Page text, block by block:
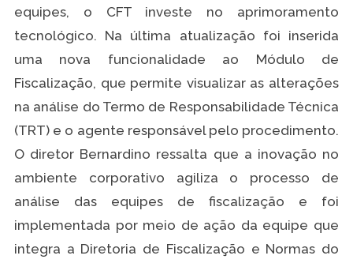
equipes, o CFT investe no aprimoramento
tecnológico. Na última atualização foi inserida
uma nova funcionalidade ao Módulo de
Fiscalização, que permite visualizar as alterações
na análise do Termo de Responsabilidade Técnica
(TRT) e o agente responsável pelo procedimento.
O diretor Bernardino ressalta que a inovação no
ambiente corporativo agiliza o processo de
análise das equipes de fiscalização e foi
implementada por meio de ação da equipe que
integra a Diretoria de Fiscalização e Normas do